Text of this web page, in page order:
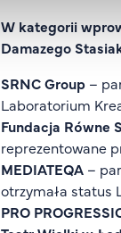
W kategorii
Damazego
SRNC Group –
Laboratorium
Fundacja Równe
reprezentowane
MEDIATEQA –
otrzymała status
PRO